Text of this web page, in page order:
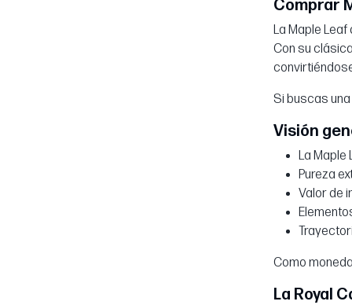
Comprar
La Maple
Con su
Si buscas
Visión
La Maple
Pureza
Valor de
Como
La Royal